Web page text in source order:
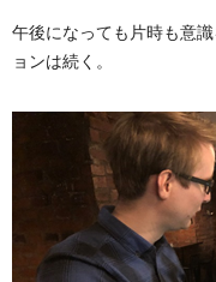
午後になっても片時も意
ョンは続く。